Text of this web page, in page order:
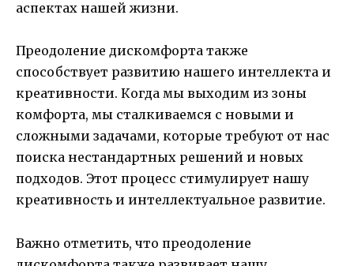
аспектах нашей жизни.
Преодоление дискомфорта также
способствует развитию нашего интеллекта и
креативности. Когда мы выходим из зоны
комфорта, мы сталкиваемся с новыми и
сложными задачами, которые требуют от нас
поиска нестандартных решений и новых
подходов. Этот процесс стимулирует нашу
креативность и интеллектуальное развитие.
Важно отметить, что преодоление